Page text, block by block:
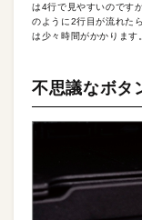
は4行で見やすいのです
のように2行目が流れた
は少々時間がかかります
不思議なボタ